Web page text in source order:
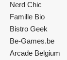
Nerd Chic
Famille Bio
Bistro Geek
Be-Games.be
Arcade Belgium